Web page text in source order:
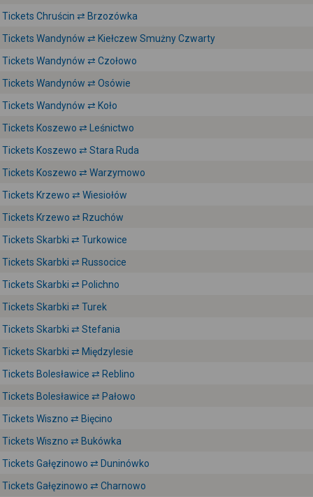
Tickets Chruścin ⇄ Brzozówka
Tickets Wandynów ⇄ Kiełczew Smużny Czwarty
Tickets Wandynów ⇄ Czołowo
Tickets Wandynów ⇄ Osówie
Tickets Wandynów ⇄ Koło
Tickets Koszewo ⇄ Leśnictwo
Tickets Koszewo ⇄ Stara Ruda
Tickets Koszewo ⇄ Warzymowo
Tickets Krzewo ⇄ Wiesiołów
Tickets Krzewo ⇄ Rzuchów
Tickets Skarbki ⇄ Turkowice
Tickets Skarbki ⇄ Russocice
Tickets Skarbki ⇄ Polichno
Tickets Skarbki ⇄ Turek
Tickets Skarbki ⇄ Stefania
Tickets Skarbki ⇄ Międzylesie
Tickets Bolesławice ⇄ Reblino
Tickets Bolesławice ⇄ Pałowo
Tickets Wiszno ⇄ Bięcino
Tickets Wiszno ⇄ Bukówka
Tickets Gałęzinowo ⇄ Duninówko
Tickets Gałęzinowo ⇄ Charnowo